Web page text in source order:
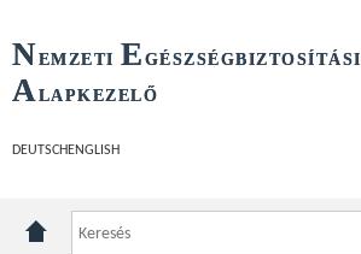
NEMZETI E GÉSZSÉGBIZTOSÍTÁSI
ALAPKEZELŐ
DEUTSCH ENGLISH